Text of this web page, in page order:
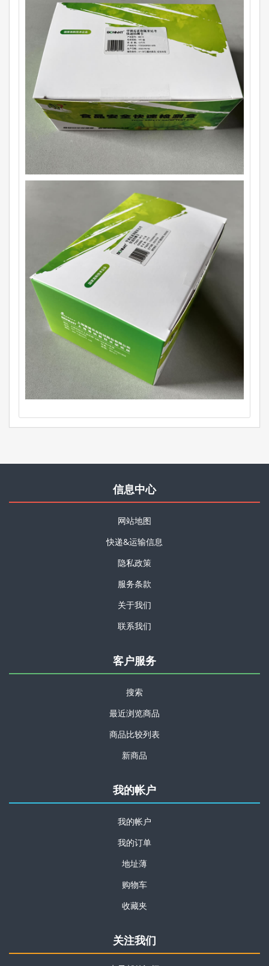
信息中心
网站地图
快递&运输信息
隐私政策
服务条款
关于我们
联系我们
客户服务
搜索
最近浏览商品
商品比较列表
新商品
我的帐户
我的帐户
我的订单
地址薄
购物车
收藏夹
关注我们